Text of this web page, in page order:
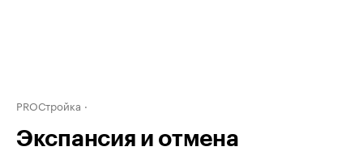
PROСтройка
Экспансия и отмена